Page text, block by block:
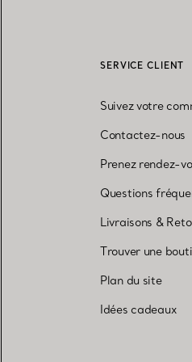
SERVICE CLIENT
Suivez votre
Contactez-nous
Prenez rendez-
Questions
Livraisons &
Trouver une
Plan du site
Idées cadeaux